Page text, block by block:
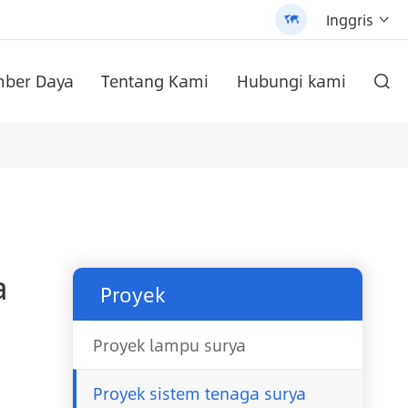
 Inggris 
Daya Tentang Kami Hubungi kami 
Proyek
Proyek lampu surya
Proyek sistem tenaga surya